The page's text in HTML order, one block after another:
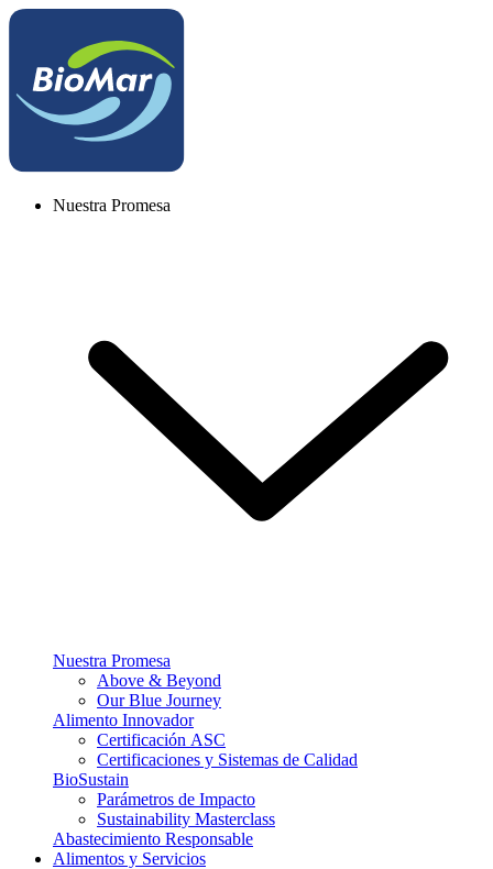
Nuestra Promesa
Nuestra Promesa
Above & Beyond
Our Blue Journey
Alimento Innovador
Certificación ASC
Certificaciones y Sistemas de Calidad
BioSustain
Parámetros de Impacto
Sustainability Masterclass
Abastecimiento Responsable
Alimentos y Servicios